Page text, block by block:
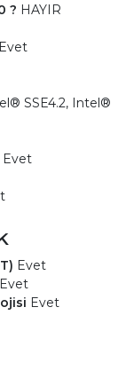
? HAYIR
Evet
SSE4.2, Intel®
Evet
Evet
Evet
Evet